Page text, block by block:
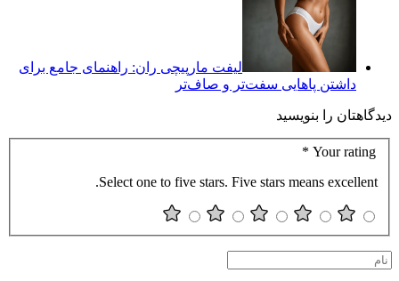
لیفت مارپیچی ران: راهنمای جامع برای
داشتن پاهایی سفت‌تر و صاف‌تر
دیدگاهتان را بنویسید
Your rating
*
Select one to five stars. Five stars means excellent.